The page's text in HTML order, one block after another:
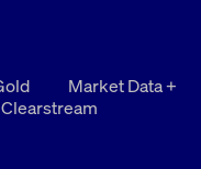
Market Data +
Clearstream